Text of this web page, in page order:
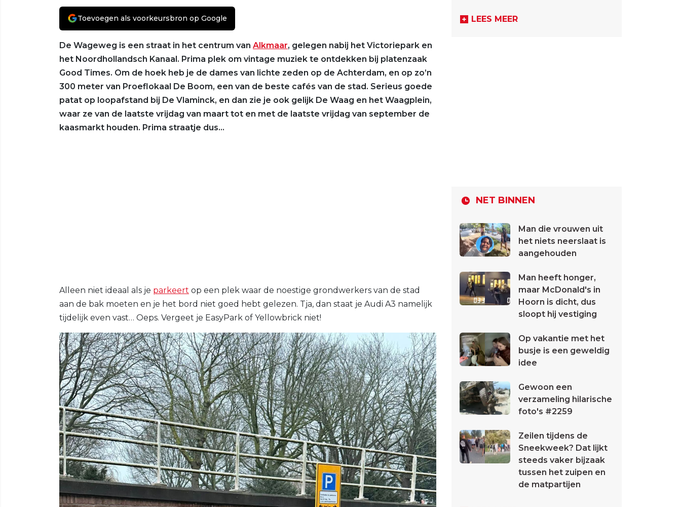
Toevoegen als voorkeursbron op Google
De Wageweg is een straat in het centrum van Alkmaar, gelegen nabij het Victoriepark en
het Noordhollandsch Kanaal. Prima plek om vintage muziek te ontdekken bij platenzaak
Good Times. Om de hoek heb je de dames van lichte zeden op de Achterdam, en op zo’n
300 meter van Proeflokaal De Boom, een van de beste cafés van de stad. Serieus goede
patat op loopafstand bij De Vlaminck, en dan zie je ook gelijk De Waag en het Waagplein,
waar ze van de laatste vrijdag van maart tot en met de laatste vrijdag van september de
kaasmarkt houden. Prima straatje dus…
Alleen niet ideaal als je parkeert op een plek waar de noestige grondwerkers van de stad
aan de bak moeten en je het bord niet goed hebt gelezen. Tja, dan staat je Audi A3 namelijk
tijdelijk even vast… Oeps. Vergeet je EasyPark of Yellowbrick niet!
LEES MEER
NET BINNEN
Man die vrouwen uit
het niets neerslaat is
aangehouden
Man heeft honger,
maar McDonald's in
Hoorn is dicht, dus
sloopt hij vestiging
Op vakantie met het
busje is een geweldig
idee
Gewoon een
verzameling hilarische
foto's #2259
Zeilen tijdens de
Sneekweek? Dat lijkt
steeds vaker bijzaak
tussen het zuipen en
de matpartijen